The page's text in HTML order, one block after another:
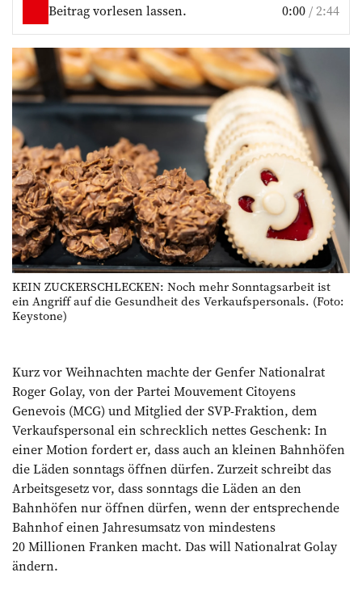
Beitrag vorlesen lassen. 0:00 /2:44
KEIN ZUCKERSCHLECKEN: Noch mehr Sonntagsarbeit ist
ein Angriff auf die Gesundheit des Verkaufspersonals. (Foto:
Keystone)
Kurz vor Weihnachten machte der Genfer Nationalrat
Roger Golay, von der Partei Mouvement Citoyens
Genevois (MCG) und Mitglied der SVP-Fraktion, dem
Verkaufspersonal ein schrecklich nettes Geschenk: In
einer Motion fordert er, dass auch an kleinen Bahnhöfen
die Läden sonntags öffnen dürfen. Zurzeit schreibt das
Arbeitsgesetz vor, dass sonntags die Läden an den
Bahnhöfen nur öffnen dürfen, wenn der entsprechende
Bahnhof einen Jahresumsatz von mindestens
20 Millionen Franken macht. Das will Nationalrat Golay
ändern.